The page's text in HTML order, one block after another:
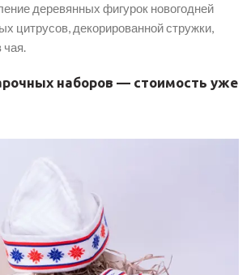
деревянных фигурок новогодней
цитрусов, декорированной стружки,
чая.
наборов — стоимость уже